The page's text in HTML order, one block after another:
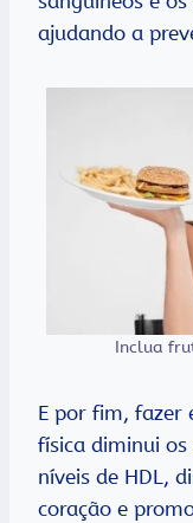
ajudando a
Inclua
E por fim, fazer
física diminui os
níveis de HDL,
coração e